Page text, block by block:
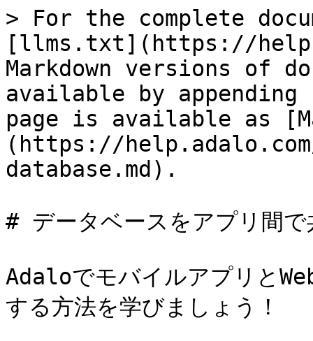
> For the complete
[llms.txt](https://
Markdown versions of
available by
page is available as
(https://
database.md).
# データベースをアプリ間で
Adaloでモバイルアプリと
する方法を学びましょう！